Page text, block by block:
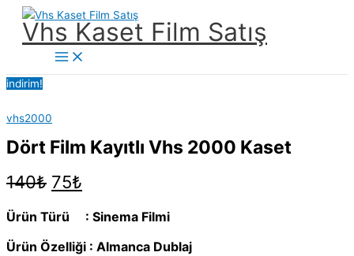
İçeriğe
Vhs Kaset Film Satış
Main
Menu
indirim!
vhs2000
Dört Film Kayıtlı Vhs 2000 Kaset
140₺ Orijinal
140₺.
75₺
fiyat:
Ürün Türü : Sinema Filmi
Ürün Özelliği : Almanca Dublaj